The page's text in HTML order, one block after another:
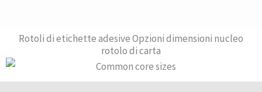
Rotoli di etichette adesive Opzioni dimensioni nucleo
rotolo di carta